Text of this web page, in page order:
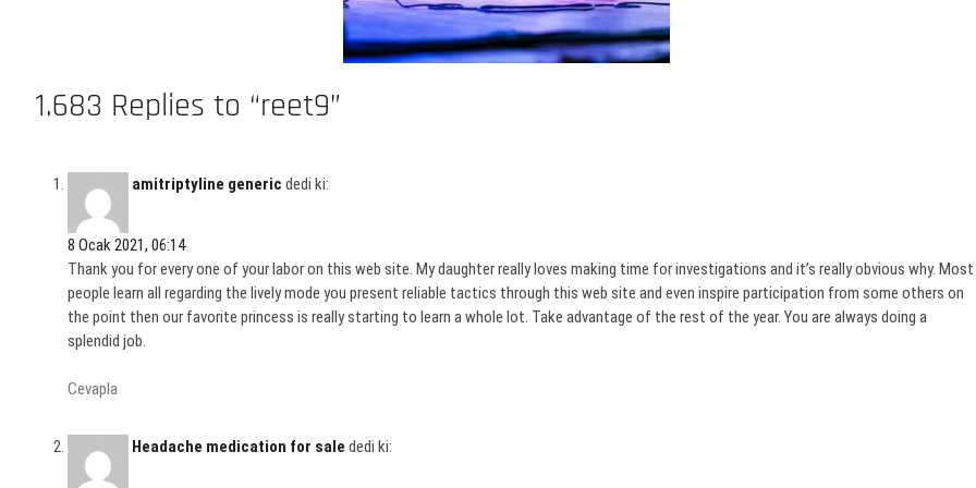
1.683 Replies to “reet9”
amitriptyline generic dedi ki:
8 Ocak 2021, 06:14
Thank you for every one of your labor on this web site. My daughter really loves making time for investigations and it’s really obvious why. Most
people learn all regarding the lively mode you present reliable tactics through this web site and even inspire participation from some others on
the point then our favorite princess is really starting to learn a whole lot. Take advantage of the rest of the year. You are always doing a
splendid job.
Cevapla
Headache medication for sale dedi ki: